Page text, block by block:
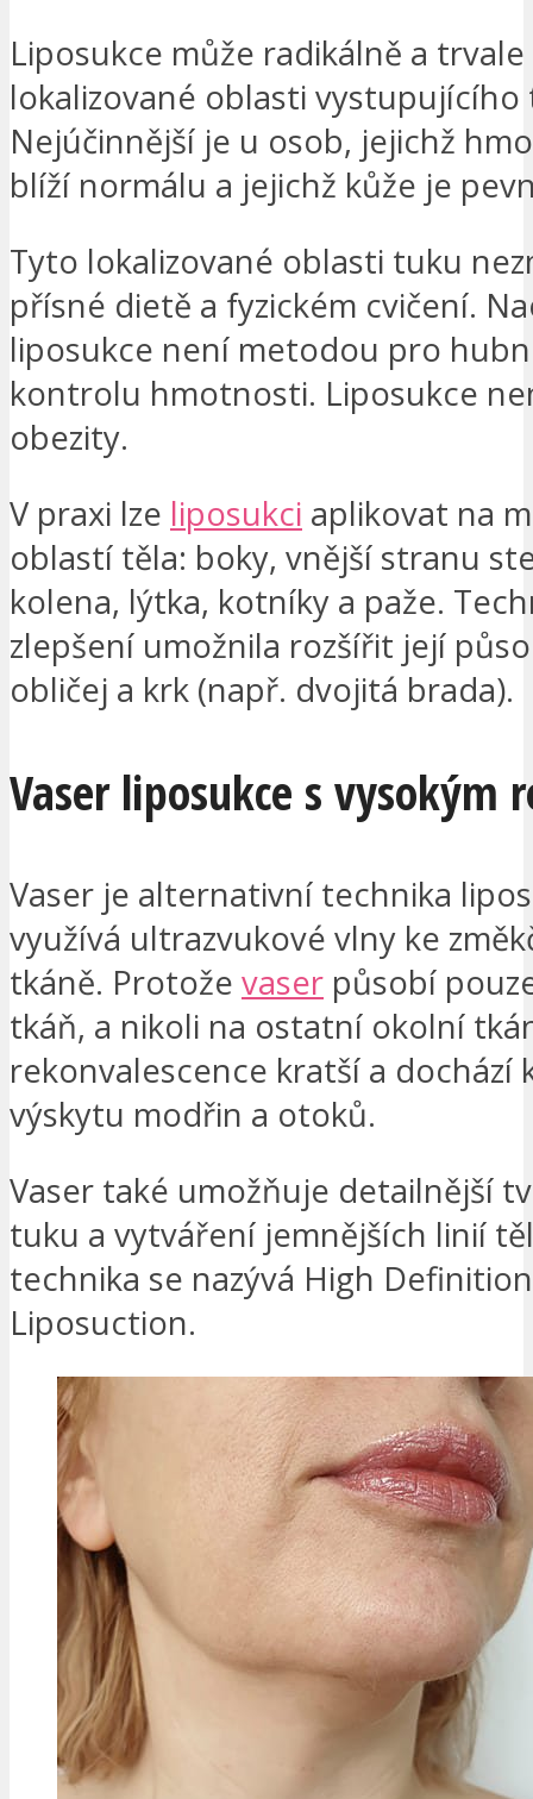
Liposukce může radikálně a
lokalizované oblasti vystupujícího
Nejúčinnější je u osob, jejichž
blíží normálu a jejichž kůže je
Tyto lokalizované oblasti tuku
přísné dietě a fyzickém cvičení.
liposukce není metodou pro
kontrolu hmotnosti. Liposukce
obezity.
V praxi lze liposukci aplikovat na
oblastí těla: boky, vnější stranu
kolena, lýtka, kotníky a paže.
zlepšení umožnila rozšířit její
obličej a krk (např. dvojitá brada).
Vaser liposukce s vysokým
Vaser je alternativní technika
využívá ultrazvukové vlny ke
tkáně. Protože vaser působí
tkáň, a nikoli na ostatní okolní
rekonvalescence kratší a dochází
výskytu modřin a otoků.
Vaser také umožňuje detailnější
tuku a vytváření jemnějších linií
technika se nazývá High
Liposuction.